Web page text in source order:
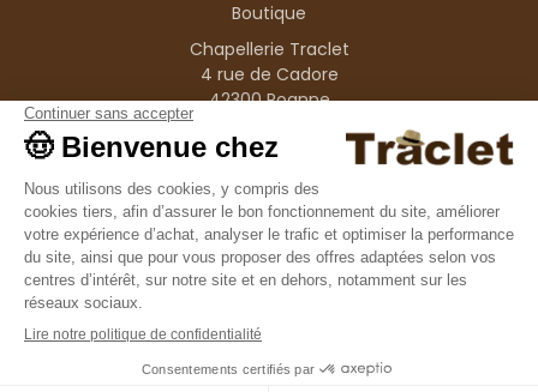
Boutique
Chapellerie Traclet
4 rue de Cadore
42300 Roanne
Produits
Nos marques